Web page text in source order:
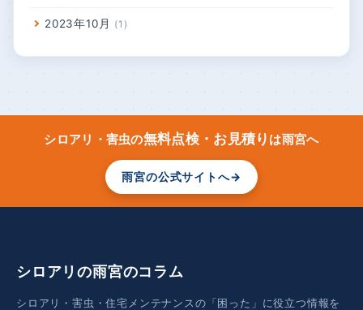
2023年10月 1
シロアリ・害虫の無料点検・お見積り は雨宮へ
雨宮の公式サイトへ→
シロアリの雨宮のコラム
シロアリ・害虫・住宅メンテナンスの「困った」に役立つ情報を